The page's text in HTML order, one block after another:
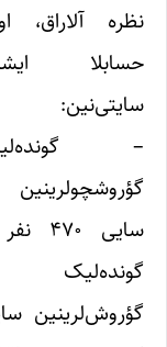
نظره آلاراق،
حسابلا
سایتی‌نین:
–
گؤروشچولرینین
سایی
گونده‌لیک
گؤروش‌لرینین